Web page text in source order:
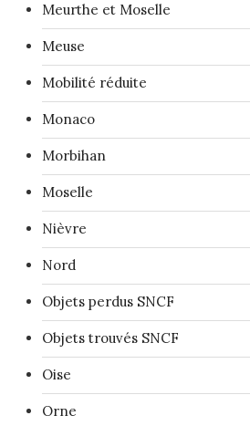
Meurthe et Moselle
Meuse
Mobilité réduite
Monaco
Morbihan
Moselle
Nièvre
Nord
Objets perdus SNCF
Objets trouvés SNCF
Oise
Orne